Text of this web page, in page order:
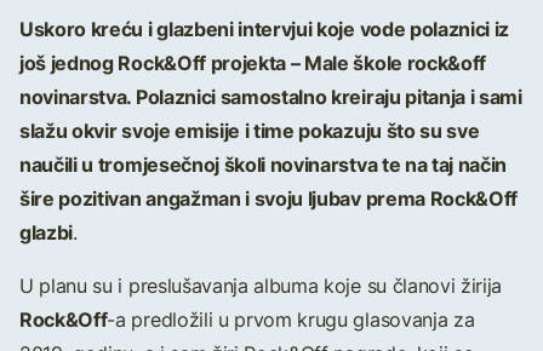
Uskoro kreću i glazbeni intervjui koje vode polaznici iz
još jednog Rock&Off projekta – Male škole rock&off
novinarstva. Polaznici samostalno kreiraju pitanja i sami
slažu okvir svoje emisije i time pokazuju što su sve
naučili u tromjesečnoj školi novinarstva te na taj način
šire pozitivan angažman i svoju ljubav prema Rock&Off
glazbi.
U planu su i preslušavanja albuma koje su članovi žirija
Rock&Off-a predložili u prvom krugu glasovanja za